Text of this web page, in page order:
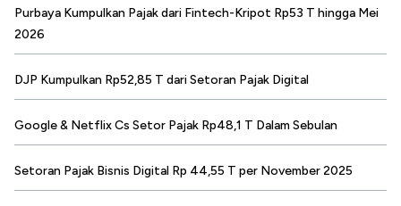
Purbaya Kumpulkan Pajak dari Fintech-Kripot Rp53 T hingga Mei
2026
DJP Kumpulkan Rp52,85 T dari Setoran Pajak Digital
Google & Netflix Cs Setor Pajak Rp48,1 T Dalam Sebulan
Setoran Pajak Bisnis Digital Rp 44,55 T per November 2025